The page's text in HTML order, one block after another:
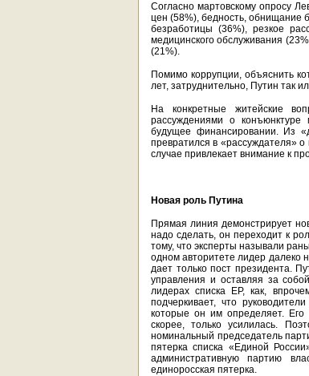
Согласно мартовскому опросу
цен (58%), бедность, обнищание
безработицы (36%), резкое
медицинского обслуживания
(21%).
Помимо коррупции, объяснить
лет, затруднительно, Путин так
На конкретные житейские
рассуждениями о
будущее финансировании. Из
превратился в «рассуждателя»
случае привлекает внимание к
Новая роль Путина
Прямая линия демонстрирует
надо сделать, он переходит к
тому, что эксперты называли
одном авторитете лидер далеко
дает только пост президента.
управления и оставляя за
лидерах списка ЕР, как,
подчеркивает, что
которые он им определяет.
скорее, только усилилась.
номинальный председатель
пятерка списка «Единой
административную партию
единоросская пятерка.